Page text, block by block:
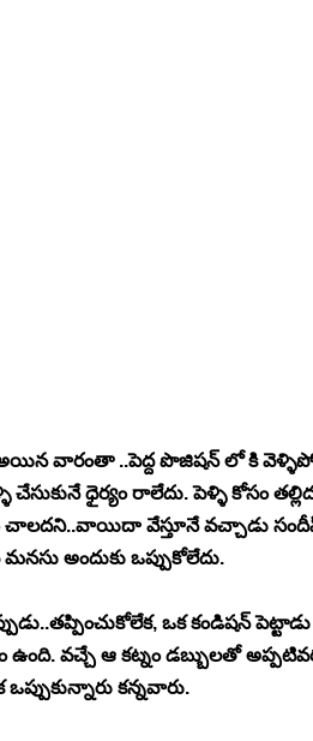
వారంతా ..పెద్ద పొజిషన్ లో కి
ధైర్యం రాలేదు. పెళ్ళి కోసం
చాలదని..వాయిదా వేస్తూనే వచ్చాడు
అందుకు ఒప్పుకోలేదు.
ఒక కండిషన్
ఉంది. వచ్చే ఆ కట్నం డబ్బులతో
కన్నవారు.